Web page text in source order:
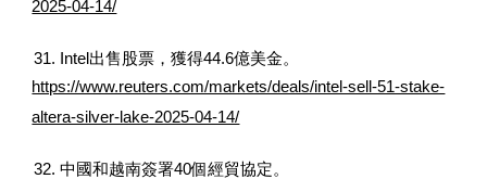
2025-04-14/
31. Intel出售股票，獲得44.6億美金。
https://www.reuters.com/markets/deals/intel-sell-51-stake-
altera-silver-lake-2025-04-14/
32. 中國和越南簽署40個經貿協定。